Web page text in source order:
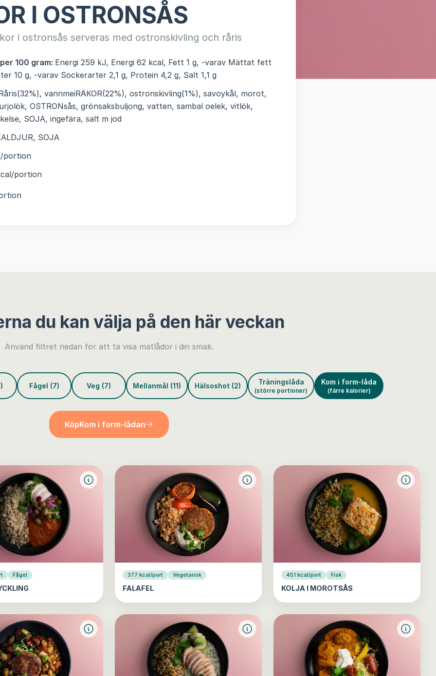
I OSTRONSÅS
i ostronsås serveras med ostronskivling och råris
100 gram: Energi 259 kJ, Energi 62 kcal, Fett 1 g, -varav Mättat fett
10 g, -varav Sockerarter 2,1 g, Protein 4,2 g, Salt 1,1 g
vannmeiRÄKOR(22%), ostronskivling(1%), savoykål, morot,
OSTRONsås, grönsaksbuljong, vatten, sambal oelek, vitlök,
SOJA, ingefära, salt m jod
SOJA
portion
portion
du kan välja på den här veckan
Använd filtret nedan för att ta visa matlådor i din smak.
Fågel (7) Veg (7) Mellanmål (11) Hälsoshot (2) Träningslåda
(större portioner)
Kom i form-låda
(färre kalorier)
KöpKom i form-lådan
Fågel 377 kcal/port Vegetarisk
FALAFEL
451 kcal/port Fisk
KOLJA I MOROTSÅS